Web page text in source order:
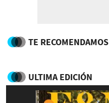
TE RECOMENDAMOS
ULTIMA EDICIÓN